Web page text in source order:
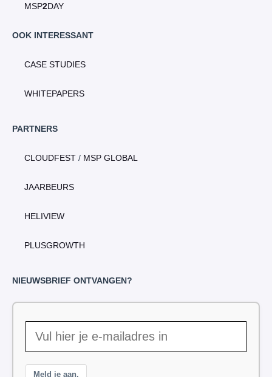
MSP2DAY
OOK INTERESSANT
CASE STUDIES
WHITEPAPERS
PARTNERS
CLOUDFEST / MSP GLOBAL
JAARBEURS
HELIVIEW
PLUSGROWTH
NIEUWSBRIEF ONTVANGEN?
Meld je aan.